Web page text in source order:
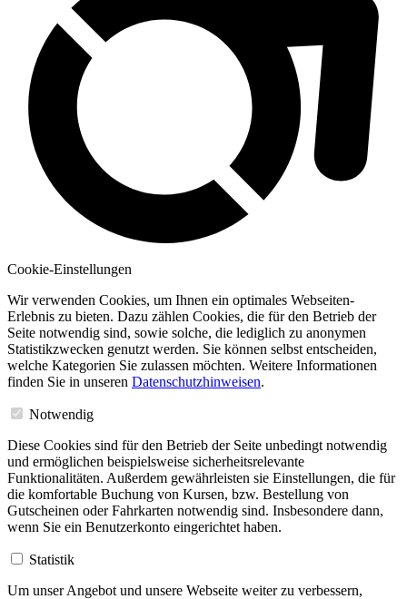
Cookie-Einstellungen
Wir verwenden Cookies, um Ihnen ein optimales Webseiten-
Erlebnis zu bieten. Dazu zählen Cookies, die für den Betrieb der
Seite notwendig sind, sowie solche, die lediglich zu anonymen
Statistikzwecken genutzt werden. Sie können selbst entscheiden,
welche Kategorien Sie zulassen möchten. Weitere Informationen
finden Sie in unseren Datenschutzhinweisen.
Notwendig
Diese Cookies sind für den Betrieb der Seite unbedingt notwendig
und ermöglichen beispielsweise sicherheitsrelevante
Funktionalitäten. Außerdem gewährleisten sie Einstellungen, die für
die komfortable Buchung von Kursen, bzw. Bestellung von
Gutscheinen oder Fahrkarten notwendig sind. Insbesondere dann,
wenn Sie ein Benutzerkonto eingerichtet haben.
Statistik
Um unser Angebot und unsere Webseite weiter zu verbessern,